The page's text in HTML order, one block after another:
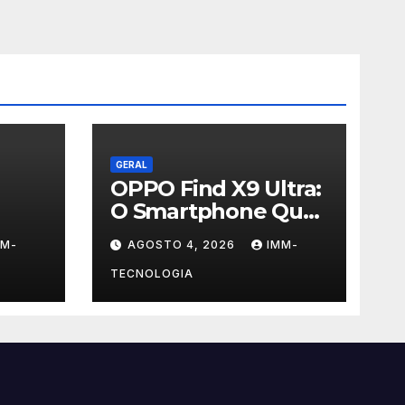
GERAL
OPPO Find X9 Ultra:
O Smartphone Que
Desafia Câmeras
Profissionais com
200MP e Tecnologia
Hasselblad
AGOSTO 4, 2026 IMM-
TECNOLOGIA